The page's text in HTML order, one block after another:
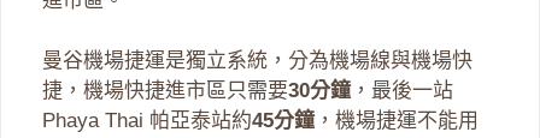
曼谷機場捷運是獨立系統，分為機場線與機場快
捷，機場快捷進市區只需要30分鐘，最後一站
Phaya Thai 帕亞泰站約45分鐘，機場捷運不能用